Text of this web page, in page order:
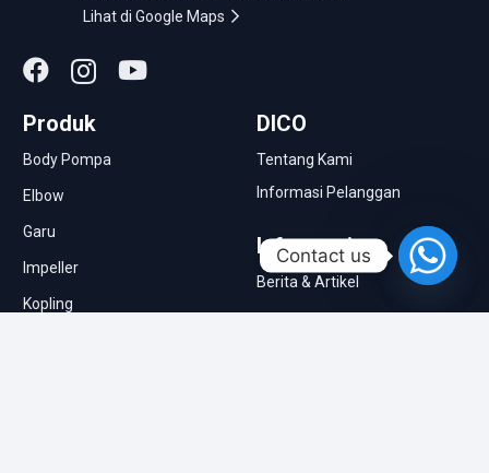
Lihat di Google Maps
Produk
Body Pompa
Elbow
Garu
Impeller
Kopling
DICO
Tentang Kami
Informasi Pelanggan
Informasi
Berita & Artikel
Contact us